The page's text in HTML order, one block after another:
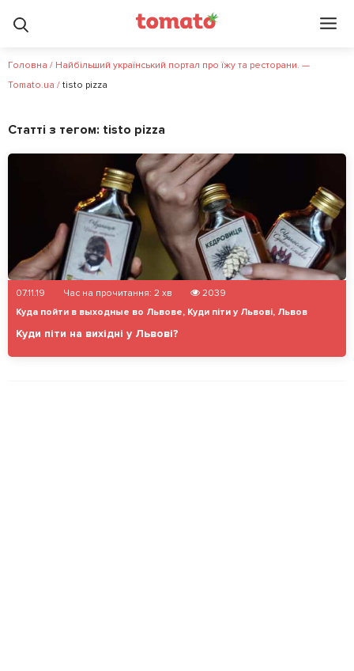
Головна / Найбільший український портал про їжу та ресторани. —
Tomato.ua / tisto pizza
Статті з тегом: tisto pizza
07.11.19 Час на прочитання: 2 хв
2039
Куда пойти в выходные во Львове, Куди піти у Львові, Львов
Куди піти на вихідні у Львові?